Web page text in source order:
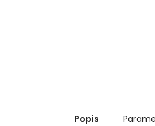
Popis